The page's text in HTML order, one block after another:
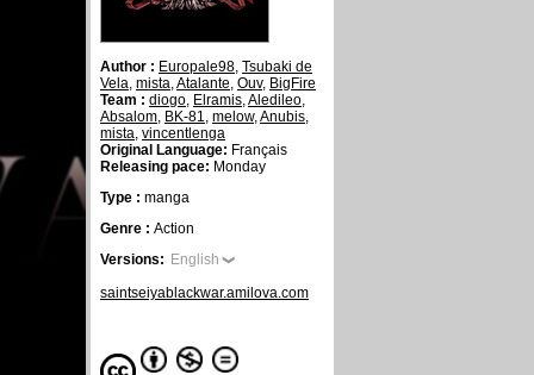
Author : Europale98, Tsubaki de
Vela, mista,Atalante, Ouv, BigFire
Team : diogo, Elramis,Aledileo,
Absalom, BK-81, melow,Anubis,
mista, vincentlenga
Original Language: Français
Releasing pace: Monday
Type : manga
Genre : Action
Versions: English
saintseiyablackwar.amilova.com